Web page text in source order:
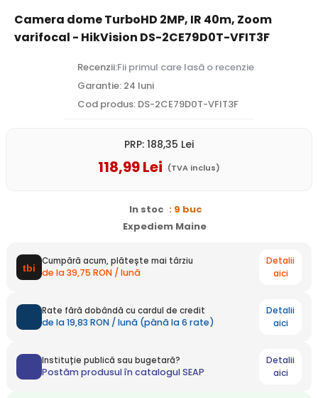
Camera dome TurboHD 2MP, IR 40m, Zoom
varifocal - HikVision DS-2CE79D0T-VFIT3F
Recenzii:Fii primul care lasă o recenzie
Garantie: 24 luni
Cod produs: DS-2CE79D0T-VFIT3F
PRP: 188,35 Lei
118,99Lei (TVA inclus)
In stoc : 9 buc
Expediem Maine
Cumpără acum, plătește mai târziu
de la 39,75 RON / lună
Detalii
aici
Rate fără dobândă cu cardul de credit
de la 19,83 RON / lună (până la 6 rate)
Detalii
aici
Instituție publică sau bugetară?
Postăm produsul în catalogul SEAP
Detalii
aici